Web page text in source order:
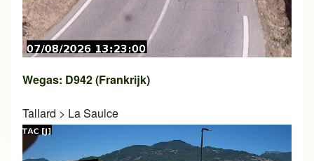
Wegas: D942 (Frankrijk)
Tallard > La Saulce